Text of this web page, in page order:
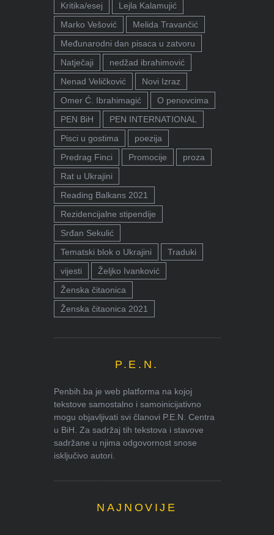
Kritika/esej
Lejla Kalamujić
Marko Vešović
Melida Travančić
Međunarodni dan pisaca u zatvoru
Natječaji
nedžad ibrahimović
Nenad Veličković
Novi Izraz
Omer Ć. Ibrahimagić
O penovcima
PEN BiH
PEN INTERNATIONAL
Pisci u gostima
poezija
Predrag Finci
Promocije
proza
Rat u Ukrajini
Reading Balkans 2021
Rezidencijalne stipendije
Srđan Sekulić
Tematski blok o Ukrajini
Traduki
vijesti
Željko Ivanković
Ženska čitaonica
Ženska čitaonica 2021
P.E.N.
Penbih.ba je web platforma na kojoj
tekstove samostalno i samoinicijativno
mogu objavljivati svi članovi P.E.N. Centra
u BiH. Za sadržaj tih tekstova i stavove
sadržane u njima odgovornost snose
isključivo autori.
NAJNOVIJE